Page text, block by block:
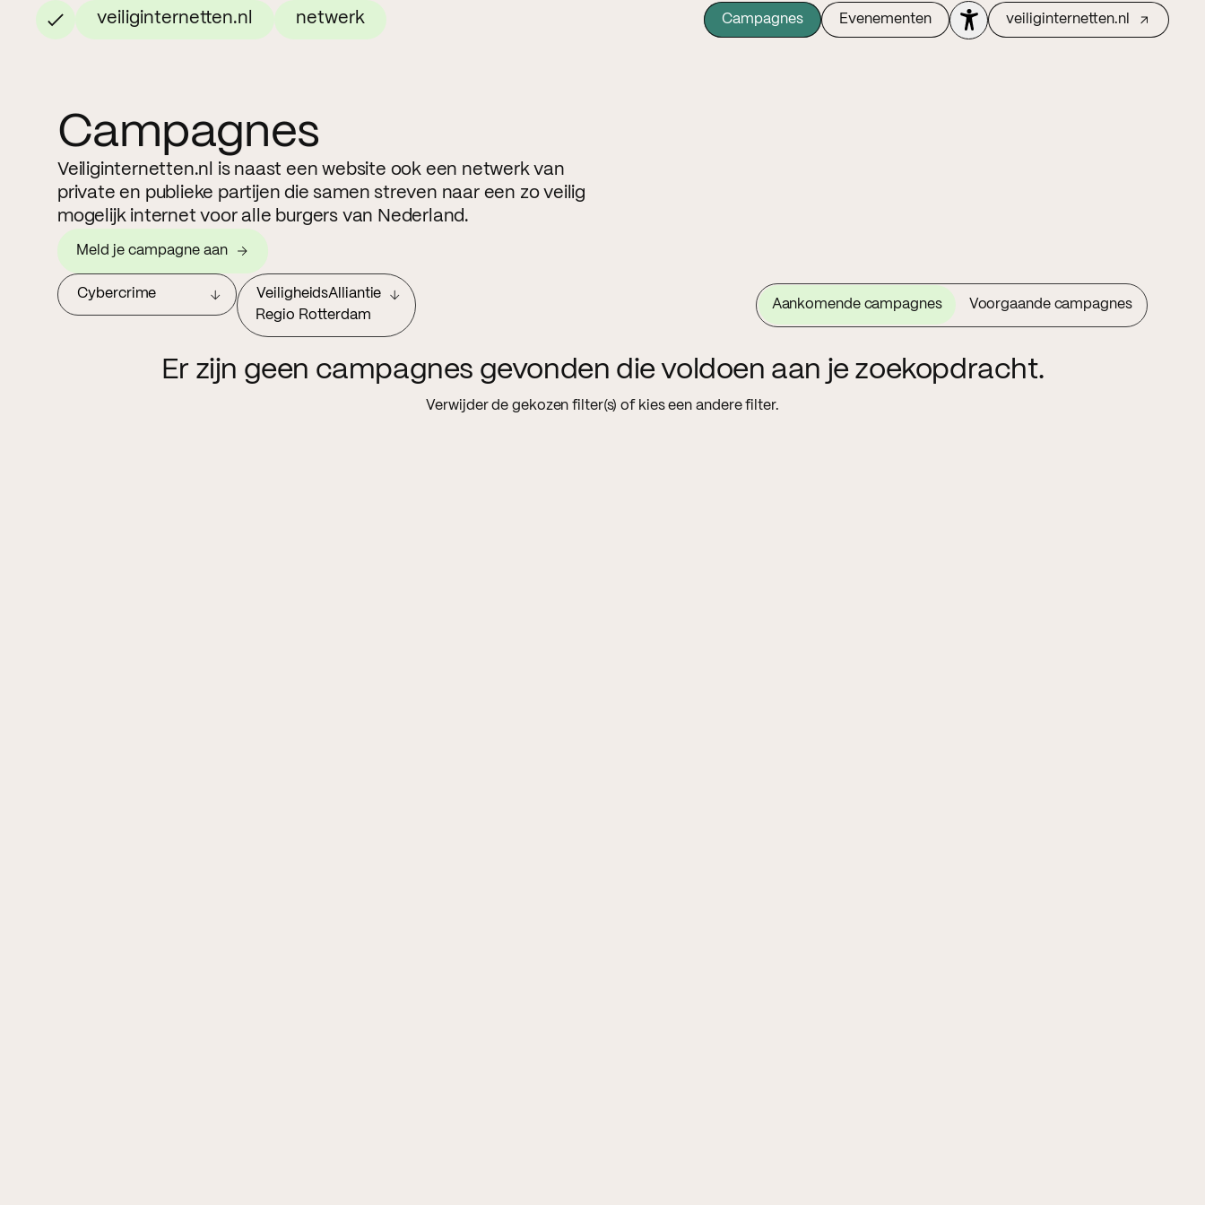
veiliginternetten.nl netwerk Campagnes Evenementen veiliginternetten.nl
Campagnes
Veiliginternetten.nl is naast een website ook een netwerk van
private en publieke partijen die samen streven naar een zo veilig
mogelijk internet voor alle burgers van Nederland.
Meld je campagne aan
Cybercrime
VeiligheidsAlliantie
Regio Rotterdam
Aankomende campagnes Voorgaande campagnes
Er zijn geen campagnes gevonden die voldoen aan je zoekopdracht.
Verwijder de gekozen filter(s) of kies een andere filter.